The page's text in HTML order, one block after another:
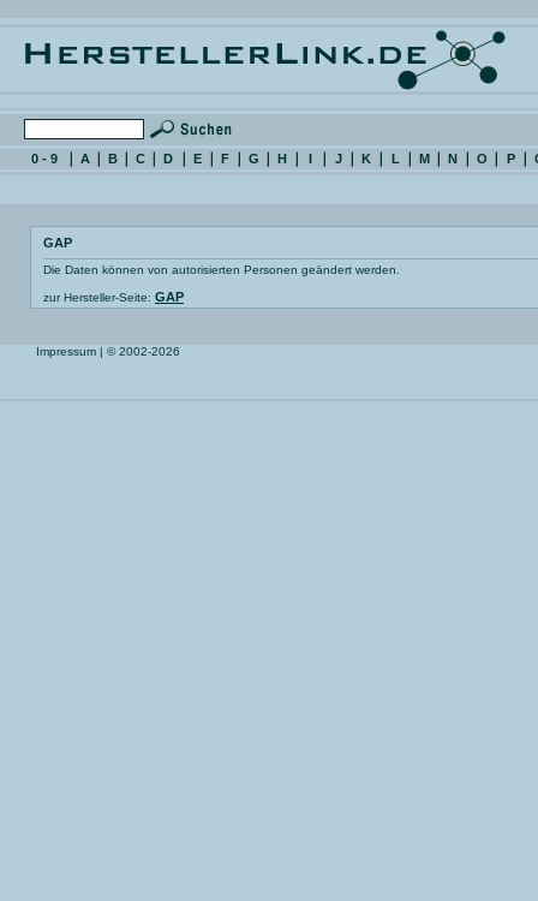
0 - 9 A B C D E F G H I J K L M N O P
GAP
Die Daten können von autorisierten Personen geändert werden.
zur Hersteller-Seite: GAP
Impressum | © 2002-2026